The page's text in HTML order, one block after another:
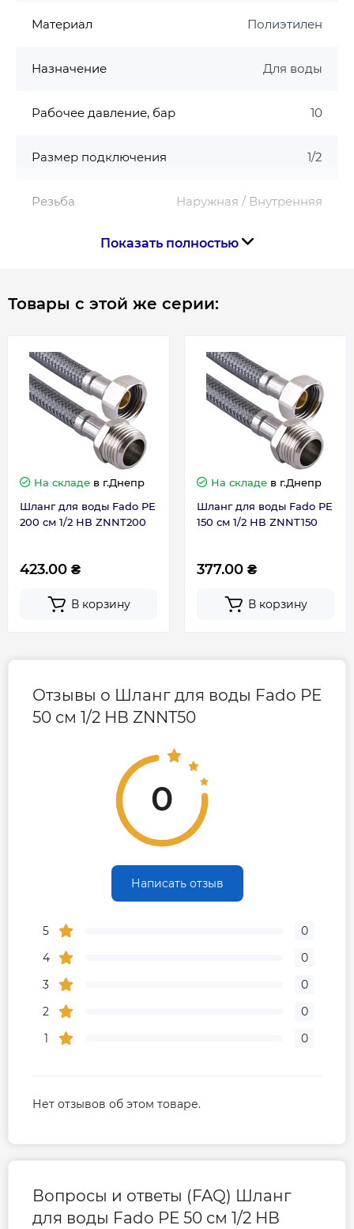
Внутренний шланг - Резина EPDM
Обжимная обойма - Нержавеющая сталь AISI
Материал Полиэтилен
Назначение Для воды
Рабочее давление, бар 10
Размер подключения 1/2
Резьба Наружная / Внутренняя
Срок службы
Длина, см 50
Гарантия
Гарантия производителя, мес 60
Показать полностью
Товары с этой же серии:
На складе в г.Днепр
Шланг для воды Fado PE
200 см 1/2 НВ ZNNT200
423.00 ₴
В корзину
На складе в г.Днепр
Шланг для воды Fado PE
150 см 1/2 НВ ZNNT150
377.00 ₴
В корзину
Отзывы о Шланг для воды Fado PE
50 см 1/2 НВ ZNNT50
0
Написать отзыв
5
0
4
0
3
0
2
0
1
0
Нет отзывов об этом товаре.
Вопросы и ответы (FAQ) Шланг
для воды Fado PE 50 см 1/2 НВ